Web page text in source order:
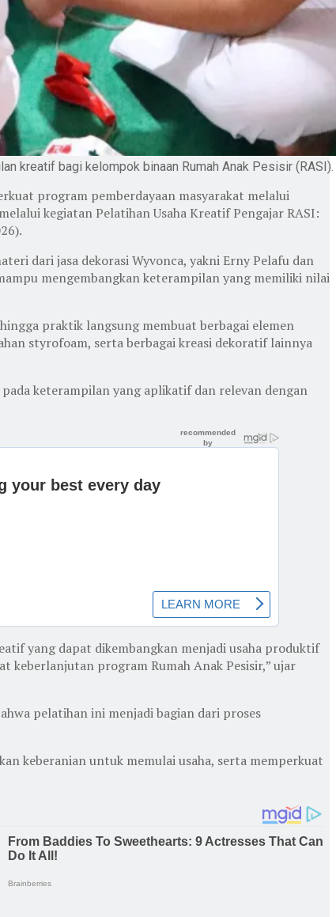
kreatif bagi kelompok binaan Rumah Anak Pesisir (RASI).
program pemberdayaan masyarakat melalui
kegiatan Pelatihan Usaha Kreatif Pengajar RASI:
dari jasa dekorasi Wyvonca, yakni Erny Pelafu dan
mengembangkan keterampilan yang memiliki nilai
praktik langsung membuat berbagai elemen
styrofoam, serta berbagai kreasi dekoratif lainnya
keterampilan yang aplikatif dan relevan dengan
yang dapat dikembangkan menjadi usaha produktif
keberlanjutan program Rumah Anak Pesisir,” ujar
pelatihan ini menjadi bagian dari proses
keberanian untuk memulai usaha, serta memperkuat